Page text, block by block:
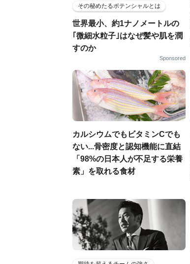
その秘めたるポテンシャルとは
世界最小、約1ナノメートルの
｢微細水粒子｣はなぜ髪や肌を潤
すのか
Sponsored
カルシウムでもビタミンCでも
ない...骨密度と認知機能に直結
「98%の日本人が不足する栄養
素」を取れる食材